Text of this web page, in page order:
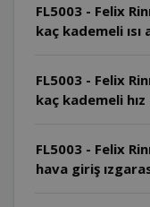
FL5003 - Felix
kaç kademeli ısı
FL5003 - Felix
kaç kademeli hız
FL5003 - Felix
hava giriş